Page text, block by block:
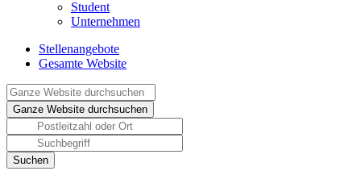
Student
Unternehmen
Stellenangebote
Gesamte Website